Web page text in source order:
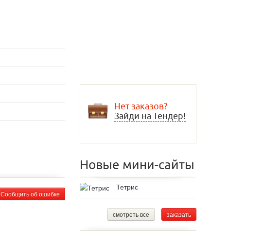
Сообщить об ошибке
Нет заказов?
Зайди на Тендер!
Новые мини-сайты
Тетрис
смотреть все заказать